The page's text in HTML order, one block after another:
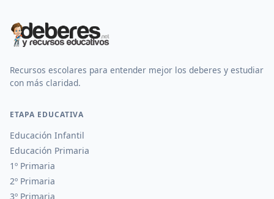
Recursos escolares para entender mejor los deberes y estudiar
con más claridad.
ETAPA EDUCATIVA
Educación Infantil
Educación Primaria
1º Primaria
2º Primaria
3º Primaria